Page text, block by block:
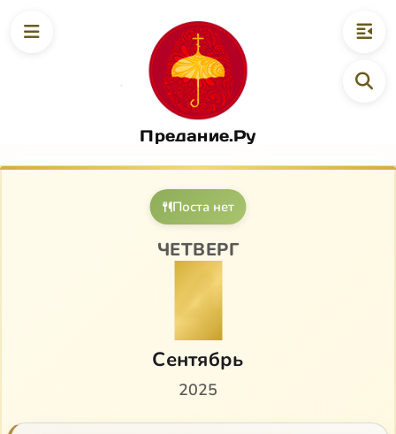
Предание.Ру
Поста нет
ЧЕТВЕРГ
4
Сентябрь
2025